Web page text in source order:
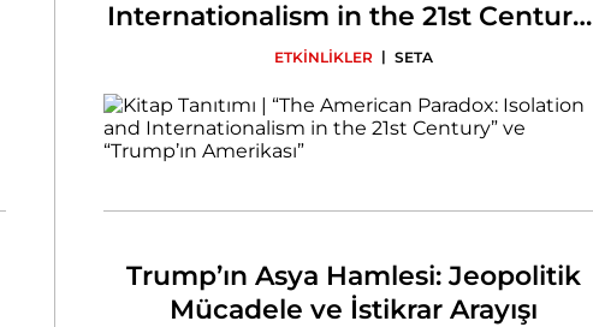
Internationalism in the 21st Century”
ve “Trump’ın Amerikası”
ETKİNLİKLER | SETA
Trump’ın Asya Hamlesi: Jeopolitik
Mücadele ve İstikrar Arayışı